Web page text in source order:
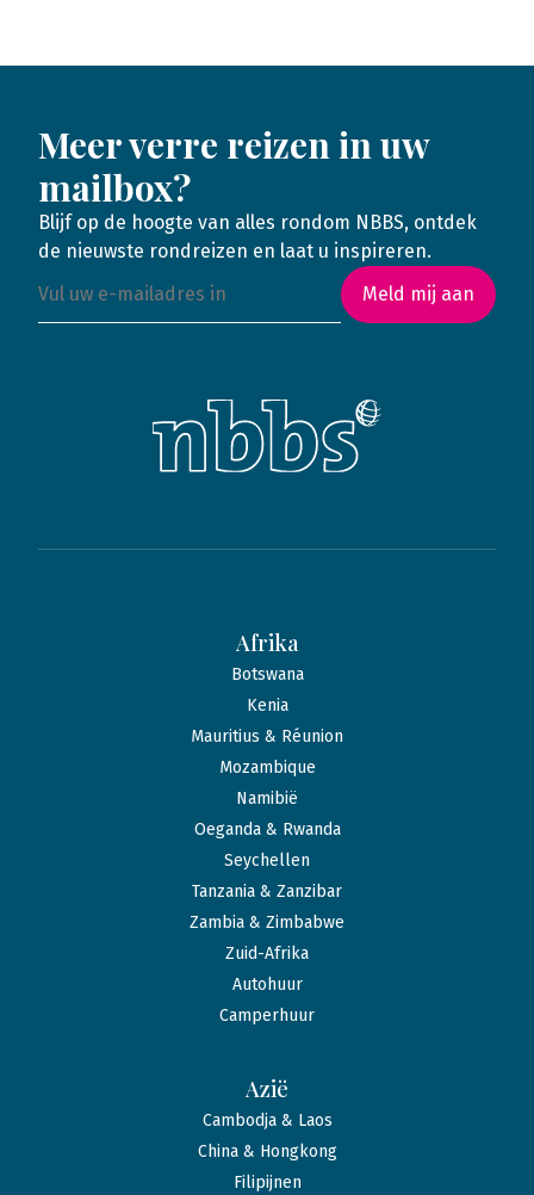
Meer verre reizen in uw
mailbox?
Blijf op de hoogte van alles rondom NBBS, ontdek
de nieuwste rondreizen en laat u inspireren.
Meld mij aan
Afrika
Botswana
Kenia
Mauritius & Réunion
Mozambique
Namibië
Oeganda & Rwanda
Seychellen
Tanzania & Zanzibar
Zambia & Zimbabwe
Zuid-Afrika
Autohuur
Camperhuur
Azië
Cambodja & Laos
China & Hongkong
Filipijnen